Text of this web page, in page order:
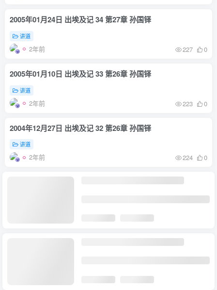
2005年01月24日 出埃及记 34 第27章 孙国铎
讲道
2年前 227 0
2005年01月10日 出埃及记 33 第26章 孙国铎
讲道
2年前 223 0
2004年12月27日 出埃及记 32 第26章 孙国铎
讲道
2年前 224 0